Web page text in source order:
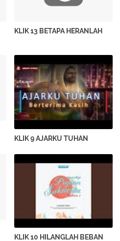
KLIK 13 BETAPA HERANLAH
KLIK 9 AJARKU TUHAN
KLIK 10 HILANGLAH BEBAN